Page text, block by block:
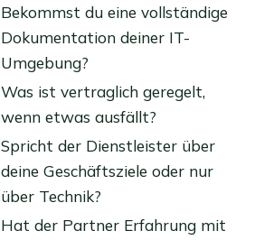
Bekommst du eine vollständige
Dokumentation deiner IT-
Umgebung?
Was ist vertraglich geregelt,
wenn etwas ausfällt?
Spricht der Dienstleister über
deine Geschäftsziele oder nur
über Technik?
Hat der Partner Erfahrung mit